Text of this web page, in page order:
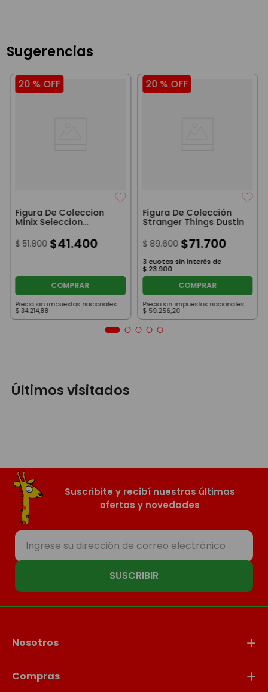
Sugerencias
20 % OFF
Figura De Coleccion
Minix Seleccion
Martinez
$ 51.800 $41.400
COMPRAR
Precio sin impuestos nacionales:
$ 34.214,88
20 % OFF
Figura De Colección
Stranger Things Dustin
$ 89.600 $71.700
3 cuotas sin interés de
$ 23.900
COMPRAR
Precio sin impuestos nacionales:
$ 59.256,20
Últimos visitados
Suscribite y recibí nuestras últimas
ofertas y novedades
SUSCRIBIR
Nosotros
Compras